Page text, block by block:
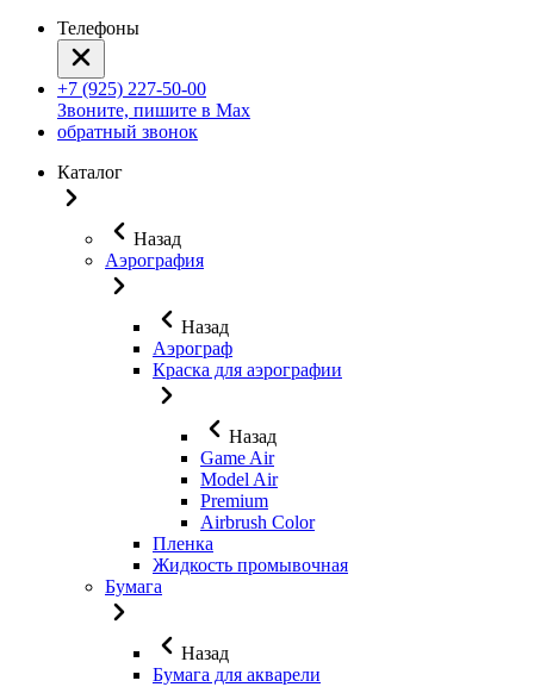
Телефоны
+7 (925) 227-50-00
Звоните, пишите в Max
обратный звонок
Каталог
Назад
Аэрография
Назад
Аэрограф
Краска для аэрографии
Назад
Game Air
Model Air
Premium
Airbrush Color
Пленка
Жидкость промывочная
Бумага
Назад
Бумага для акварели